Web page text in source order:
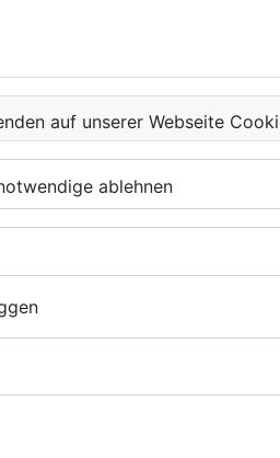
auf unserer Webseite
ablehnen